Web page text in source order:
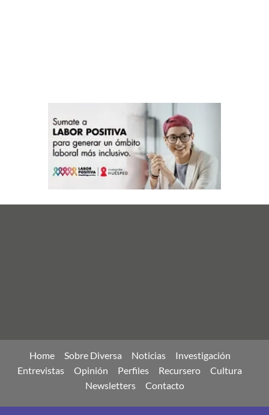
Home Sobre Diversa Noticias
Investigación
Entrevistas
Opinión Perfiles Recursero
Cultura
Newsletters
Contacto